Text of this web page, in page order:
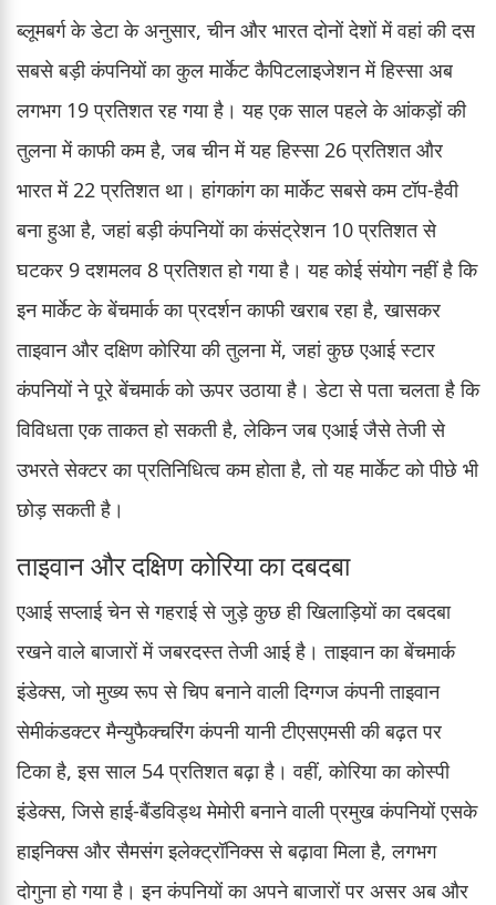
ब्लूमबर्ग के डेटा के अनुसार, चीन और भारत दोनों देशों में वहां की दस
सबसे बड़ी कंपनियों का कुल मार्केट कैपिटलाइजेशन में हिस्सा अब
लगभग 19 प्रतिशत रह गया है। यह एक साल पहले के आंकड़ों की
तुलना में काफी कम है, जब चीन में यह हिस्सा 26 प्रतिशत और
भारत में 22 प्रतिशत था। हांगकांग का मार्केट सबसे कम टॉप-हैवी
बना हुआ है, जहां बड़ी कंपनियों का कंसंट्रेशन 10 प्रतिशत से
घटकर 9 दशमलव 8 प्रतिशत हो गया है। यह कोई संयोग नहीं है कि
इन मार्केट के बेंचमार्क का प्रदर्शन काफी खराब रहा है, खासकर
ताइवान और दक्षिण कोरिया की तुलना में, जहां कुछ एआई स्टार
कंपनियों ने पूरे बेंचमार्क को ऊपर उठाया है। डेटा से पता चलता है कि
विविधता एक ताकत हो सकती है, लेकिन जब एआई जैसे तेजी से
उभरते सेक्टर का प्रतिनिधित्व कम होता है, तो यह मार्केट को पीछे भी
छोड़ सकती है।
ताइवान और दक्षिण कोरिया का दबदबा
एआई सप्लाई चेन से गहराई से जुड़े कुछ ही खिलाड़ियों का दबदबा
रखने वाले बाजारों में जबरदस्त तेजी आई है। ताइवान का बेंचमार्क
इंडेक्स, जो मुख्य रूप से चिप बनाने वाली दिग्गज कंपनी ताइवान
सेमीकंडक्टर मैन्युफैक्चरिंग कंपनी यानी टीएसएमसी की बढ़त पर
टिका है, इस साल 54 प्रतिशत बढ़ा है। वहीं, कोरिया का कोस्पी
इंडेक्स, जिसे हाई-बैंडविड्थ मेमोरी बनाने वाली प्रमुख कंपनियों एसके
हाइनिक्स और सैमसंग इलेक्ट्रॉनिक्स से बढ़ावा मिला है, लगभग
दोगुना हो गया है। इन कंपनियों का अपने बाजारों पर असर अब और